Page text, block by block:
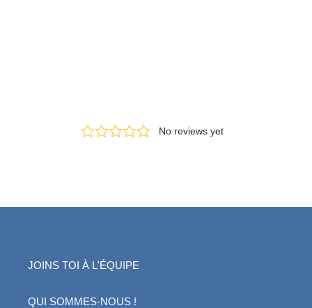
JOINS TOI À L'ÉQUIPE
QUI SOMMES-NOUS !